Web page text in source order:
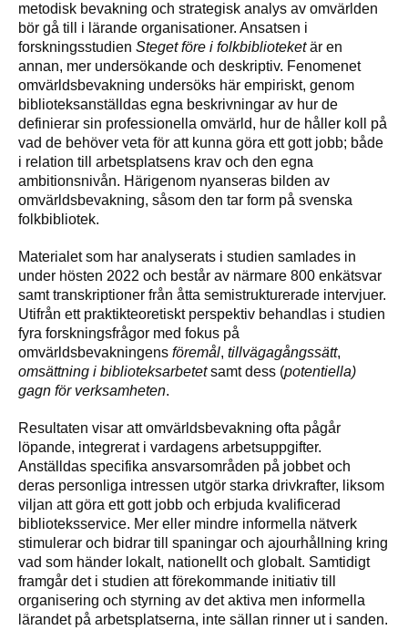
metodisk bevakning och strategisk analys av omvärlden
bör gå till i lärande organisationer. Ansatsen i
forskningsstudien Steget före i folkbiblioteketär en
annan, mer undersökande och deskriptiv. Fenomenet
omvärldsbevakning undersöks här empiriskt, genom
biblioteksanställdas egna beskrivningar av hur de
definierar sin professionella omvärld, hur de håller koll på
vad de behöver veta för att kunna göra ett gott jobb; både
i relation till arbetsplatsens krav och den egna
ambitionsnivån. Härigenom nyanseras bilden av
omvärldsbevakning, såsom den tar form på svenska
folkbibliotek.
Materialet som har analyserats i studien samlades in
under hösten 2022 och består av närmare 800 enkätsvar
samt transkriptioner från åtta semistrukturerade intervjuer.
Utifrån ett praktikteoretiskt perspektiv behandlas i studien
fyra forskningsfrågor med fokus på
omvärldsbevakningens föremål, tillvägagångssätt,
omsättning i biblioteksarbetetsamt dess (potentiella)
gagn för verksamheten.
Resultaten visar att omvärldsbevakning ofta pågår
löpande, integrerat i vardagens arbetsuppgifter.
Anställdas specifika ansvarsområden på jobbet och
deras personliga intressen utgör starka drivkrafter, liksom
viljan att göra ett gott jobb och erbjuda kvalificerad
biblioteksservice. Mer eller mindre informella nätverk
stimulerar och bidrar till spaningar och ajourhållning kring
vad som händer lokalt, nationellt och globalt. Samtidigt
framgår det i studien att förekommande initiativ till
organisering och styrning av det aktiva men informella
lärandet på arbetsplatserna, inte sällan rinner ut i sanden.